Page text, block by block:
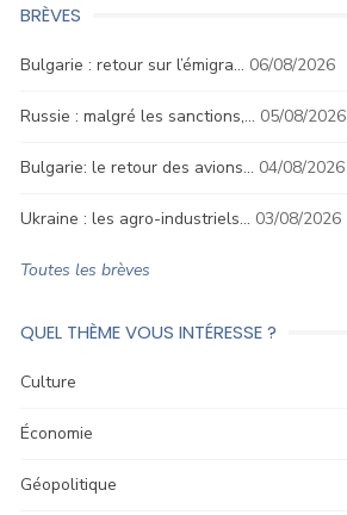
BRÈVES
Bulgarie : retour sur l’émigra… 06/08/2026
Russie : malgré les sanctions,… 05/08/2026
Bulgarie: le retour des avions… 04/08/2026
Ukraine : les agro-industriels… 03/08/2026
Toutes les brèves
QUEL THÈME VOUS INTÉRESSE ?
Culture
Économie
Géopolitique